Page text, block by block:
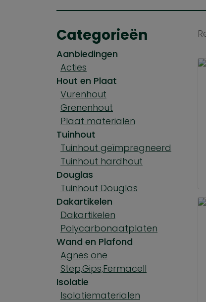
Categorieën
Aanbiedingen
Acties
Hout en Plaat
Vurenhout
Grenenhout
Plaat materialen
Tuinhout
Tuinhout geïmpregneerd
Tuinhout hardhout
Douglas
Tuinhout Douglas
Dakartikelen
Dakartikelen
Polycarbonaatplaten
Wand en Plafond
Agnes one
Step,Gips,Fermacell
Isolatie
Isolatiematerialen